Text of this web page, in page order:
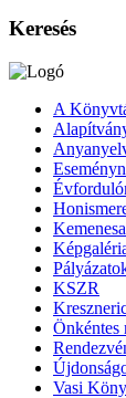
Keresés
A
KSZR
Önkéntes
Vasi